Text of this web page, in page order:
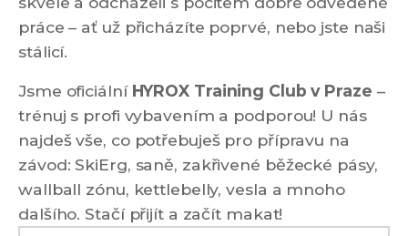
práce – ať už přicházíte poprvé, nebo jste naši
stálicí.
Jsme oficiální HYROX Training Club v Praze –
trénuj s profi vybavením a podporou! U nás
najdeš vše, co potřebuješ pro přípravu na
závod: SkiErg, saně, zakřivené běžecké pásy,
wallball zónu, kettlebelly, vesla a mnoho
dalšího. Stačí přijít a začít makat!